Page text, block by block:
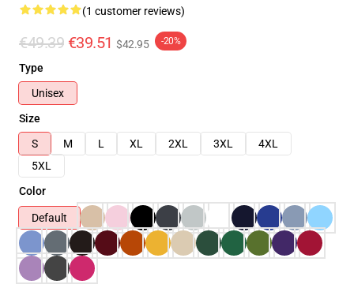
(1 customer reviews)
€49.39 €39.51 $42.95 -20%
Type
Unisex
Size
S
M L XL 2XL 3XL
4XL
5XL
Color
Default